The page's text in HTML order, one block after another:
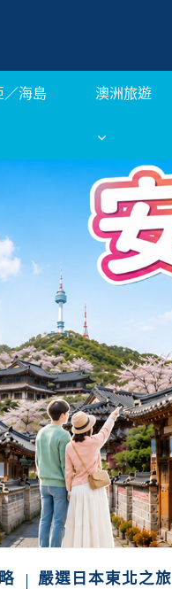
／海島 澳洲旅遊
嚴選日本東北之旅